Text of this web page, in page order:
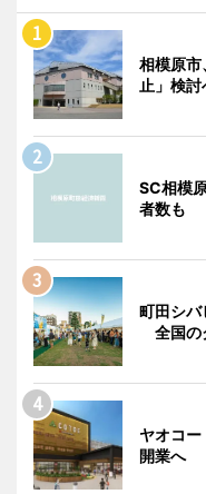
相模原市
止」検
SC相模
者数も
町田シバ
全国の
ヤオコ
開業へ